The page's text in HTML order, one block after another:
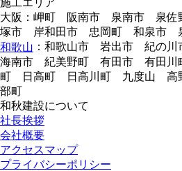
大阪：岬町 阪南市 泉南市 泉
塚市 岸和田市 忠岡町 和泉市
和歌山 ：和歌山市 岩出市 紀の
海南市 紀美野町 有田市 有田
町 日高町 日高川町 九度山
部町
和秋建設について
社長挨拶
会社概要
アクセスマップ
プライバシーポリシー